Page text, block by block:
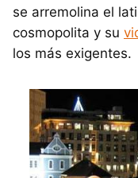
se arremolina el
cosmopolita y su
los más exigentes.